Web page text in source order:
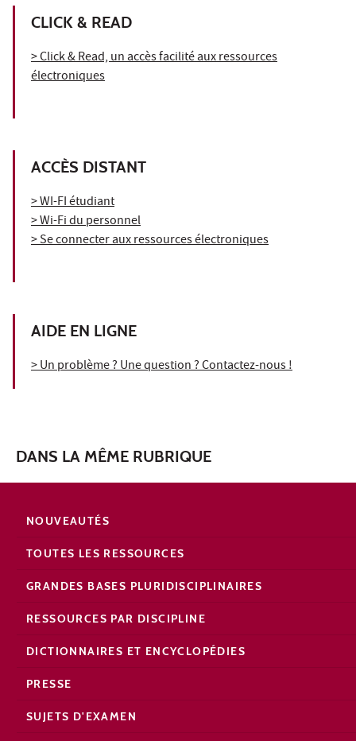
CLICK & READ
> Click & Read, un accès facilité aux ressources
électroniques
ACCÈS DISTANT
> WI-FI étudiant
> Wi-Fi du personnel
> Se connecter aux ressources électroniques
AIDE EN LIGNE
> Un problème ? Une question ? Contactez-nous !
DANS LA MÊME RUBRIQUE
NOUVEAUTÉS
TOUTES LES RESSOURCES
GRANDES BASES PLURIDISCIPLINAIRES
RESSOURCES PAR DISCIPLINE
DICTIONNAIRES ET ENCYCLOPÉDIES
PRESSE
SUJETS D'EXAMEN